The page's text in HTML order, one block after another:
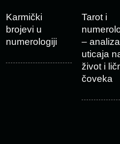
Karmički
brojevi u
numerologiji
Tarot i
– analiza
uticaja
život i
čoveka